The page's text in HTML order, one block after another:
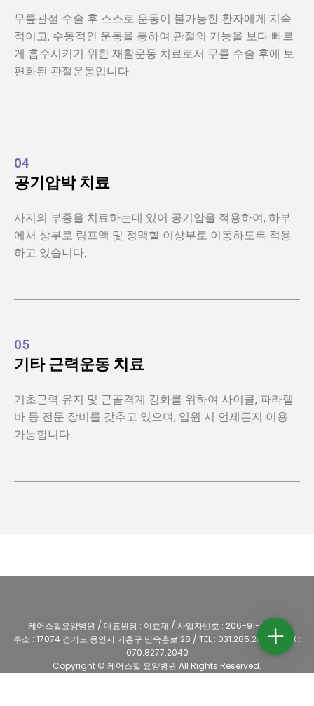
무릎관절 수술 후 스스로 운동이 불가능한 환자에게 지속
적이고, 수동적인 운동을 통하여 관절의 기능을 보다 빠르
게 흡수시키기 위한 재활운동 치료로서 무릎 수술 후에 보
편화된 관절운동입니다.
04
공기압박 치료
사지의 부종을 치료하는데 있어 공기압을 적용하여, 하부
에서 상부로 림프액 및 정맥혈 이상부로 이동하도록 적용
하고 있습니다.
05
기타 근력운동 치료
기초근력 유지 및 근골격계 강화를 위하여 사이클, 파라렐
바 등 전문 장비를 갖추고 있으며, 입원 시 언제든지 이용
가능합니다.
케어스힐요양병원 / 대표원장 : 이효재 / 사업자번호 : 206-91-83403
주소 : 17074 경기도 용인시 기흥구 민속촌로 28 / TEL : 031.285.2000 / FAX :
070.8277.2040
Copyright © 케어스힐 요양병원 All Rights Reserved.